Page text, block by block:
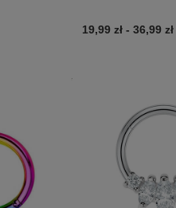
19,99 zł - 36,99 zł